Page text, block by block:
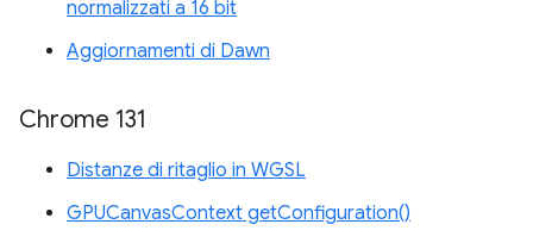
normalizzati a 16 bit
Aggiornamenti di Dawn
Chrome 131
Distanze di ritaglio in WGSL
GPUCanvasContext getConfiguration()